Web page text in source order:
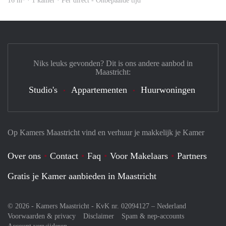
Op Kamers Maastricht vind en verhuur je makkelijk je Kamer
Over ons Contact Faq Voor Makelaars
Partners
Gratis je Kamer aanbieden in Maastricht
© 2026 - Kamers Maastricht - KvK nr. 02094127 – Nederland
Voorwaarden & privacy
Disclaimer
Spam & nep-accounts
Niks leuks gevonden? Dit is ons andere aanbod in
Maastricht:
Studio's Appartementen Huurwoningen